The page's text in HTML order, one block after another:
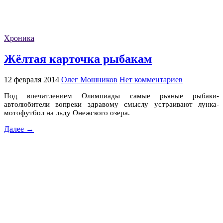
Хроника
Жёлтая карточка рыбакам
12 февраля 2014 Олег Мошников Нет комментариев
Под впечатлением Олимпиады самые рьяные рыбаки-
автолюбители вопреки здравому смыслу устраивают лунка-
мотофутбол на льду Онежского озера.
Далее →